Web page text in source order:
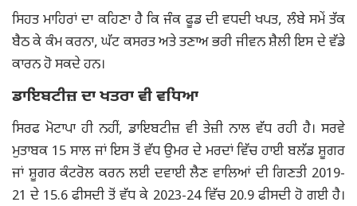
ਸਿਹਤ ਮਾਹਿਰਾਂ ਦਾ ਕਹਿਣਾ ਹੈ ਕਿ ਜੰਕ ਫੂਡ ਦੀ ਵਧਦੀ ਖਪਤ, ਲੰਬੇ ਸਮੇਂ ਤੱਕ
ਬੈਠ ਕੇ ਕੰਮ ਕਰਨਾ, ਘੱਟ ਕਸਰਤ ਅਤੇ ਤਣਾਅ ਭਰੀ ਜੀਵਨ ਸ਼ੈਲੀ ਇਸ ਦੇ ਵੱਡੇ
ਕਾਰਨ ਹੋ ਸਕਦੇ ਹਨ।
ਡਾਇਬਟੀਜ਼ ਦਾ ਖਤਰਾ ਵੀ ਵਧਿਆ
ਸਿਰਫ ਮੋਟਾਪਾ ਹੀ ਨਹੀਂ, ਡਾਇਬਟੀਜ਼ ਵੀ ਤੇਜ਼ੀ ਨਾਲ ਵੱਧ ਰਹੀ ਹੈ। ਸਰਵੇ
ਮੁਤਾਬਕ 15 ਸਾਲ ਜਾਂ ਇਸ ਤੋਂ ਵੱਧ ਉਮਰ ਦੇ ਮਰਦਾਂ ਵਿੱਚ ਹਾਈ ਬਲੱਡ ਸ਼ੂਗਰ
ਜਾਂ ਸ਼ੂਗਰ ਕੰਟਰੋਲ ਕਰਨ ਲਈ ਦਵਾਈ ਲੈਣ ਵਾਲਿਆਂ ਦੀ ਗਿਣਤੀ 2019-
21 ਦੇ 15.6 ਫੀਸਦੀ ਤੋਂ ਵੱਧ ਕੇ 2023-24 ਵਿੱਚ 20.9 ਫੀਸਦੀ ਹੋ ਗਈ ਹੈ।